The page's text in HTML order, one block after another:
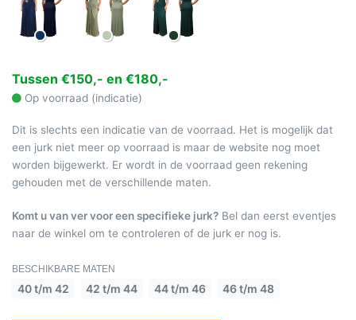
Tussen €150,- en €180,-
Op voorraad (indicatie)
Dit is slechts een indicatie van de voorraad. Het is mogelijk dat
een jurk niet meer op voorraad is maar de website nog moet
worden bijgewerkt. Er wordt in de voorraad geen rekening
gehouden met de verschillende maten.
Komt u van ver voor een specifieke jurk? Bel dan eerst eventjes
naar de winkel om te controleren of de jurk er nog is.
BESCHIKBARE MATEN
40 t/m 42 42 t/m 44 44 t/m 46 46 t/m 48